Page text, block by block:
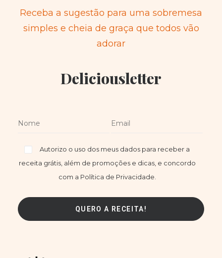
Receba a sugestão para uma sobremesa
simples e cheia de graça que todos vão
adorar
Deliciousletter
Autorizo o uso dos meus dados para receber a
receita grátis, além de promoções e dicas, e concordo
com a Política de Privacidade.